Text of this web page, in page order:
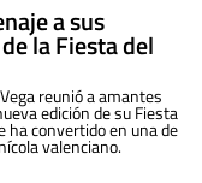
a sus
la Fiesta del
reunió a amantes
edición de su Fiesta
ha convertido en una de
valenciano.